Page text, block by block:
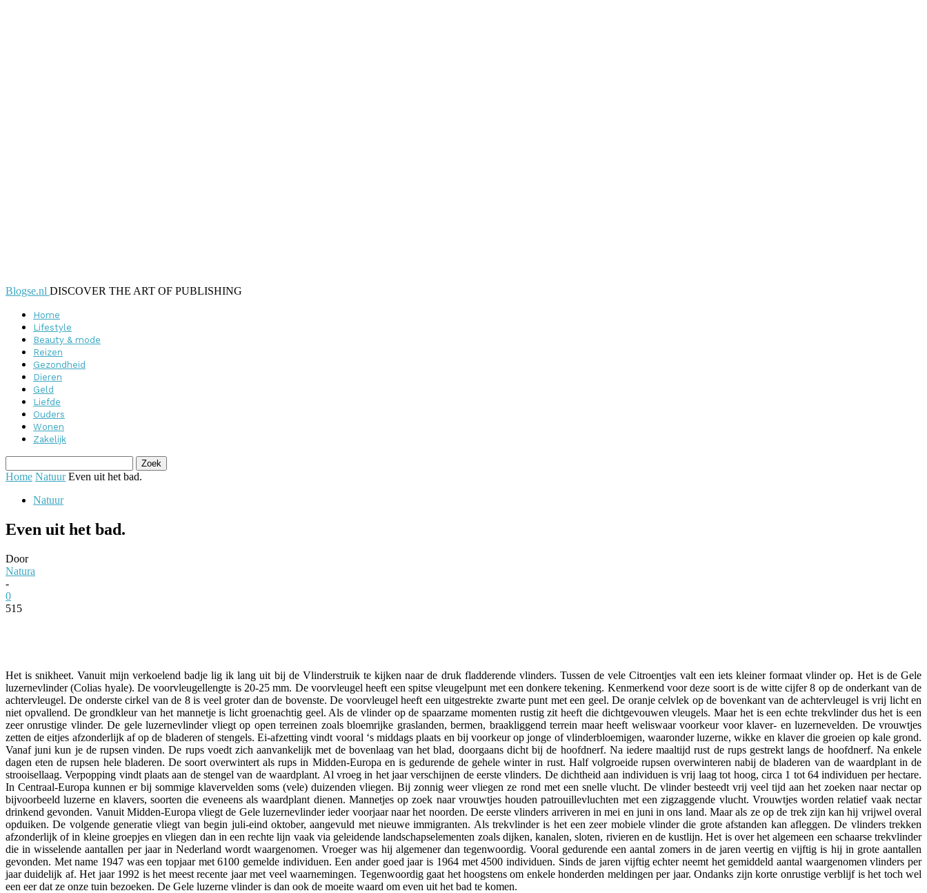
Blogse.nl DISCOVER THE ART OF PUBLISHING
Home
Lifestyle
Beauty & mode
Reizen
Gezondheid
Dieren
Geld
Liefde
Ouders
Wonen
Zakelijk
Home Natuur Even uit het bad.
Natuur
Even uit het bad.
Door
Natura
-
0
515
Het is snikheet. Vanuit mijn verkoelend badje lig ik lang uit bij de Vlinderstruik te kijken naar de druk fladderende vlinders. Tussen de vele Citroentjes valt een iets kleiner formaat vlinder op. Het is de Gele
luzernevlinder (Colias hyale). De voorvleugellengte is 20-25 mm. De voorvleugel heeft een spitse vleugelpunt met een donkere tekening. Kenmerkend voor deze soort is de witte cijfer 8 op de onderkant van de
achtervleugel. De onderste cirkel van de 8 is veel groter dan de bovenste. De voorvleugel heeft een uitgestrekte zwarte punt met een geel. De oranje celvlek op de bovenkant van de achtervleugel is vrij licht en
niet opvallend. De grondkleur van het mannetje is licht groenachtig geel. Als de vlinder op de spaarzame momenten rustig zit heeft die dichtgevouwen vleugels. Maar het is een echte trekvlinder dus het is een
zeer onrustige vlinder. De gele luzernevlinder vliegt op open terreinen zoals bloemrijke graslanden, bermen, braakliggend terrein maar heeft weliswaar voorkeur voor klaver- en luzernevelden. De vrouwtjes
zetten de eitjes afzonderlijk af op de bladeren of stengels. Ei-afzetting vindt vooral ‘s middags plaats en bij voorkeur op jonge of vlinderbloemigen, waaronder luzerne, wikke en klaver die groeien op kale grond.
Vanaf juni kun je de rupsen vinden. De rups voedt zich aanvankelijk met de bovenlaag van het blad, doorgaans dicht bij de hoofdnerf. Na iedere maaltijd rust de rups gestrekt langs de hoofdnerf. Na enkele
dagen eten de rupsen hele bladeren. De soort overwintert als rups in Midden-Europa en is gedurende de gehele winter in rust. Half volgroeide rupsen overwinteren nabij de bladeren van de waardplant in de
strooisellaag. Verpopping vindt plaats aan de stengel van de waardplant. Al vroeg in het jaar verschijnen de eerste vlinders. De dichtheid aan individuen is vrij laag tot hoog, circa 1 tot 64 individuen per hectare.
In Centraal-Europa kunnen er bij sommige klavervelden soms (vele) duizenden vliegen. Bij zonnig weer vliegen ze rond met een snelle vlucht. De vlinder besteedt vrij veel tijd aan het zoeken naar nectar op
bijvoorbeeld luzerne en klavers, soorten die eveneens als waardplant dienen. Mannetjes op zoek naar vrouwtjes houden patrouillevluchten met een zigzaggende vlucht. Vrouwtjes worden relatief vaak nectar
drinkend gevonden. Vanuit Midden-Europa vliegt de Gele luzernevlinder ieder voorjaar naar het noorden. De eerste vlinders arriveren in mei en juni in ons land. Maar als ze op de trek zijn kan hij vrijwel overal
opduiken. De volgende generatie vliegt van begin juli-eind oktober, aangevuld met nieuwe immigranten. Als trekvlinder is het een zeer mobiele vlinder die grote afstanden kan afleggen. De vlinders trekken
afzonderlijk of in kleine groepjes en vliegen dan in een rechte lijn vaak via geleidende landschapselementen zoals dijken, kanalen, sloten, rivieren en de kustlijn. Het is over het algemeen een schaarse trekvlinder
die in wisselende aantallen per jaar in Nederland wordt waargenomen. Vroeger was hij algemener dan tegenwoordig. Vooral gedurende een aantal zomers in de jaren veertig en vijftig is hij in grote aantallen
gevonden. Met name 1947 was een topjaar met 6100 gemelde individuen. Een ander goed jaar is 1964 met 4500 individuen. Sinds de jaren vijftig echter neemt het gemiddeld aantal waargenomen vlinders per
jaar duidelijk af. Het jaar 1992 is het meest recente jaar met veel waarnemingen. Tegenwoordig gaat het hoogstens om enkele honderden meldingen per jaar. Ondanks zijn korte onrustige verblijf is het toch wel
een eer dat ze onze tuin bezoeken. De Gele luzerne vlinder is dan ook de moeite waard om even uit het bad te komen.